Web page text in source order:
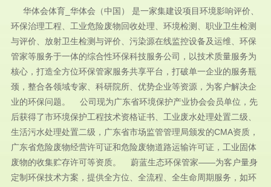
华体会体育_华体会（中国） 是一家集建设项目环境影响评价、
环保治理工程、工业危险废物回收处理、环境检测、职业卫生检测
与评价、放射卫生检测与评价、污染源在线监控设备及运维、环保
管家等服务于一体的综合性环保科技服务公司，以技术质量服务为
核心，打造全方位环保管家服务共享平台，打破单一企业的服务瓶
颈，整合各领域专家、科研院所、优势企业等资源，为客户解决企
业的环保问题。 公司现为广东省环境保护产业协会会员单位，先
后获得了市环境保护工程技术资格证书、工业废水处理处置二级、
生活污水处理处置二级，广东省市场监管管理局颁发的CMA资质，
广东省危险废物经营许可证和危险废物道路运输许可证，工业固体
废物的收集贮存许可等资质。 蔚蓝生态环保管家——为客户量身
定制环保技术方案，提供全方位、全流程、全生命周期服务，如环